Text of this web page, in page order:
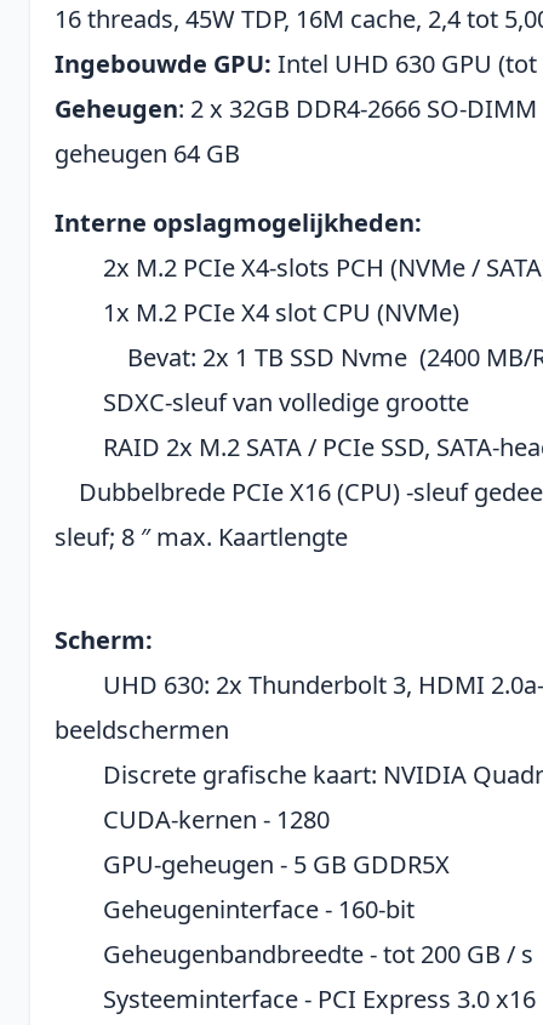
16 threads, 45W TDP, 16M cache, 2,4 tot
Ingebouwde GPU: Intel UHD 630 GPU (tot
Geheugen: 2 x 32GB DDR4-2666 SO-
geheugen 64 GB
Interne opslagmogelijkheden:
2x M.2 PCIe X4-slots PCH (NVMe /
1x M.2 PCIe X4 slot CPU (NVMe)
Bevat: 2x 1 TB SSD Nvme (2400 MB/
SDXC-sleuf van volledige grootte
RAID 2x M.2 SATA / PCIe SSD, SATA-
Dubbelbrede PCIe X16 (CPU) -sleuf
sleuf; 8 ″ max. Kaartlengte
Scherm:
UHD 630: 2x Thunderbolt 3, HDMI
beeldschermen
Discrete grafische kaart: NVIDIA
CUDA-kernen - 1280
GPU-geheugen - 5 GB GDDR5X
Geheugeninterface - 160-bit
Geheugenbandbreedte - tot 200 GB / s
Systeeminterface - PCI Express 3.0 x16